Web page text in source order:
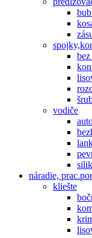
vodiče
náradie,
kliešte